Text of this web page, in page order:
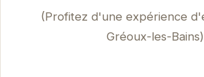
(Profitez d'une expérience
Gréoux-les-Bains)